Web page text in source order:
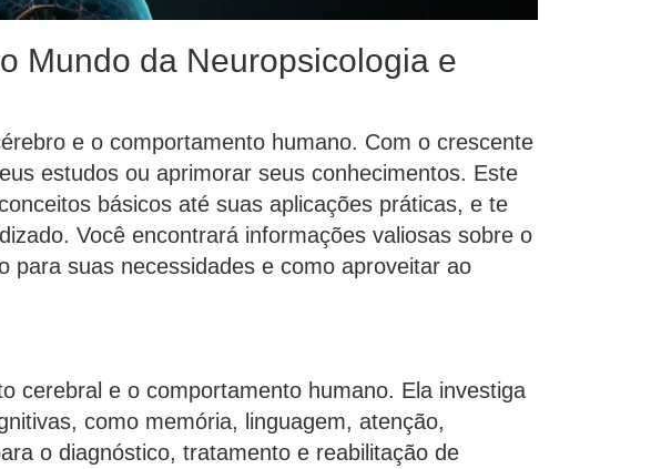
Mundo da Neuropsicologia e
e o comportamento humano. Com o crescente
estudos ou aprimorar seus conhecimentos. Este
básicos até suas aplicações práticas, e te
Você encontrará informações valiosas sobre o
para suas necessidades e como aproveitar ao
cerebral e o comportamento humano. Ela investiga
como memória, linguagem, atenção,
o diagnóstico, tratamento e reabilitação de